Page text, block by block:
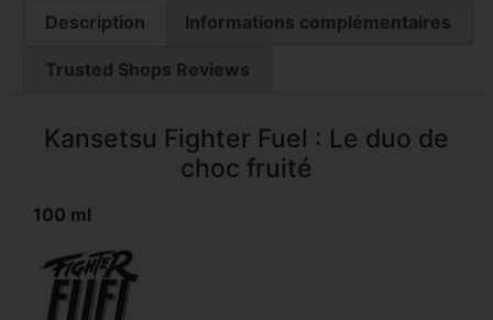
Description Informations complémentaires
Trusted Shops Reviews
Kansetsu Fighter Fuel : Le duo de
choc fruité
100 ml